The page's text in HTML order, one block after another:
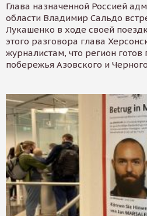
Глава назначенной Россией
области Владимир Сальдо
Лукашенко в ходе своей
этого разговора глава
журналистам, что регион
побережья Азовского и